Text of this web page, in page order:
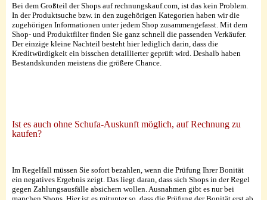
Bei dem Großteil der Shops auf rechnungskauf.com, ist das kein Problem.
In der Produktsuche bzw. in den zugehörigen Kategorien haben wir die
zugehörigen Informationen unter jedem Shop zusammengefasst. Mit dem
Shop- und Produktfilter finden Sie ganz schnell die passenden Verkäufer.
Der einzige kleine Nachteil besteht hier lediglich darin, dass die
Kreditwürdigkeit ein bisschen detaillierter geprüft wird. Deshalb haben
Bestandskunden meistens die größere Chance.
Ist es auch ohne Schufa-Auskunft möglich, auf Rechnung zu
kaufen?
Im Regelfall müssen Sie sofort bezahlen, wenn die Prüfung Ihrer Bonität
ein negatives Ergebnis zeigt. Das liegt daran, dass sich Shops in der Regel
gegen Zahlungsausfälle absichern wollen. Ausnahmen gibt es nur bei